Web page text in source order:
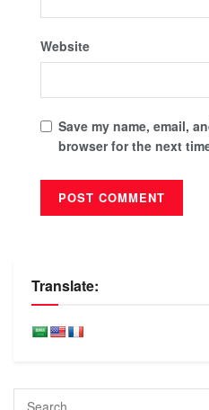
Website
Save my name, email,
browser for the next
Translate: